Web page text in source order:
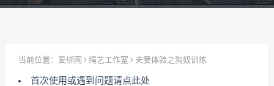
当前位置： 爱绑网 绳艺工作室 夫妻体验之狗奴训练
首次使用或遇到问题请点此处